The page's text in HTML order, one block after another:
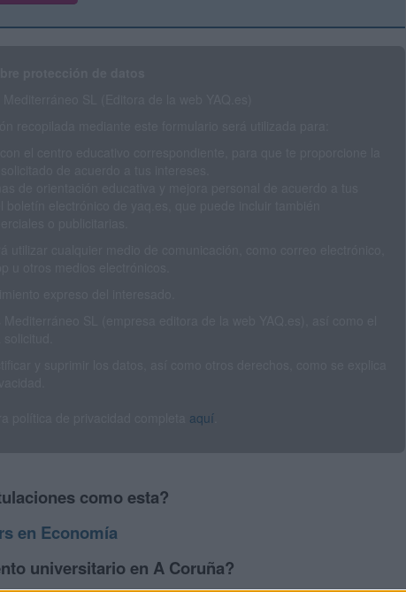
aquí
como esta?
en Economía
universitario en A Coruña?